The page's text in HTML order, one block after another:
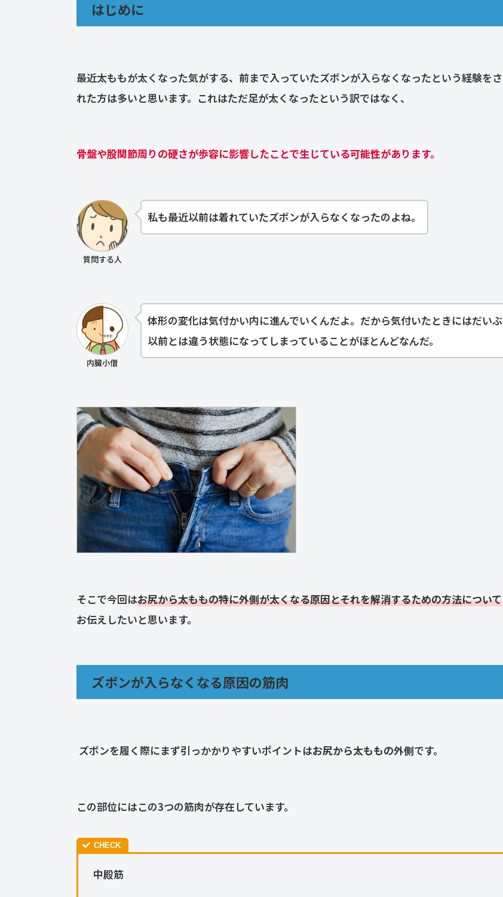
はじめに
最近太ももが太くなった気がする、前まで入っていたズボンが入らなくなったという経験をさ
れた方は多いと思います。これはただ足が太くなったという訳ではなく、
骨盤や股関節周りの硬さが歩容に影響したことで生じている可能性があります。
質問する人
私も最近以前は着れていたズボンが入らなくなったのよね。
内臓小僧
体形の変化は気付かい内に進んでいくんだよ。だから気付いたときにはだいぶ
以前とは違う状態になってしまっていることがほとんどなんだ。
そこで今回はお尻から太ももの特に外側が太くなる原因とそれを解消するための方法について
お伝えしたいと思います。
ズボンが入らなくなる原因の筋肉
ズボンを履く際にまず引っかかりやすいポイントはお尻から太ももの外側です。
この部位にはこの3つの筋肉が存在しています。
中殿筋